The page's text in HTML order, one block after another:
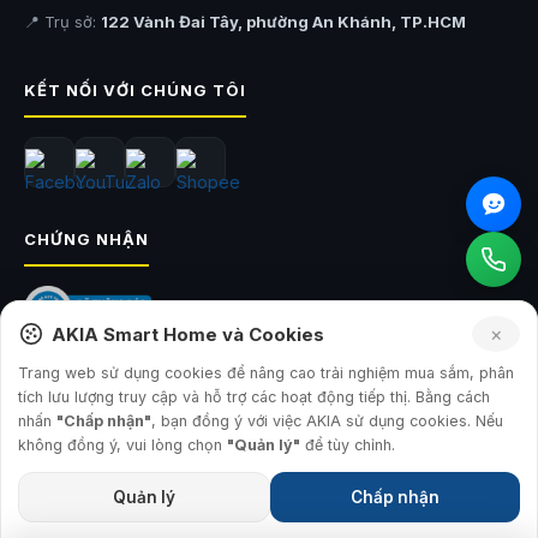
EasyMesh Giúp Mở Rộng Mạng WiFi Liền Mạch
Khi cần mở rộng vùng phủ sóng, Archer BE800 tương thích chuẩn
EasyMesh
thống Mesh thống nhất.
Người dùng có thể di chuyển giữa các khu vực trong nhà mà không
cần chuyển đổi mạng thủ công, đảm bảo tín hiệu luôn mạnh và ổn định
cho học tập, làm việc cũng như giải trí.
📍 Trụ sở: 122 Vành Đai Tây, phường An Khánh, TP.HCM
KẾT NỐI VỚI CHÚNG TÔI
CHỨNG NHẬN
© 2026AKIA Smart Home— Công ty TNHH Sản Xuất và Đầu Tư AKIA
GPKD: 0315793560 · Sở KH&ĐT TP.HCM · 17.07.2019
Tùy chỉnh phân quyền Cookie
AKIA Smart Home và Cookies ×
Trang web sử dụng cookies để nâng cao trải nghiệm mua sắm, phân
tích lưu lượng truy cập và hỗ trợ các hoạt động tiếp thị. Bằng cách
nhấn "Chấp nhận", bạn đồng ý với việc AKIA sử dụng cookies. Nếu
không đồng ý, vui lòng chọn "Quản lý" để tùy chỉnh.
Quản lý Chấp nhận